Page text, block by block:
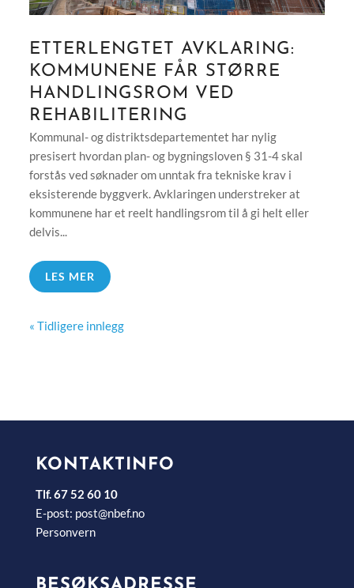
ETTERLENGTET AVKLARING:
KOMMUNENE FÅR STØRRE
HANDLINGSROM VED
REHABILITERING
Kommunal- og distriktsdepartementet har nylig
presisert hvordan plan- og bygningsloven § 31-4 skal
forstås ved søknader om unntak fra tekniske krav i
eksisterende byggverk. Avklaringen understreker at
kommunene har et reelt handlingsrom til å gi helt eller
delvis...
LES MER
« Tidligere innlegg
KONTAKTINFO
Tlf. 67 52 60 10
E-post: post@nbef.no
Personvern